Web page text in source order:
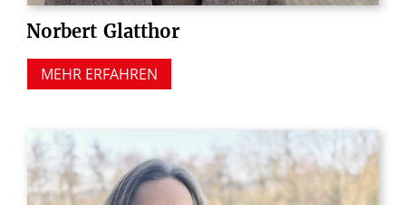
Norbert Glatthor
MEHR ERFAHREN